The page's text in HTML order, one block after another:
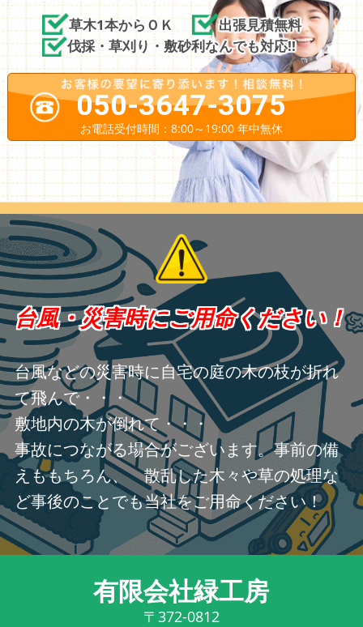
草木1本からＯＫ
出張見積無料
伐採・草刈り・敷砂利なんでも対応!!
050-3647-3075
お電話受付時間：8:00～19:00 年中無休
台風・災害時にご用命ください！
台風などの災害時に自宅の庭の木の枝が折れ
て飛んで・・・
敷地内の木が倒れて・・・
事故につながる場合がございます。事前の備
えももちろん、 散乱した木々や草の処理な
ど事後のことでも当社をご用命ください！
有限会社緑工房
〒372-0812